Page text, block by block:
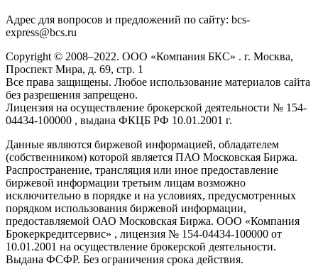
Адрес для вопросов и предложений по сайту: bcs-
express@bcs.ru
Copyright © 2008–2022. ООО «Компания БКС» . г. Москва,
Проспект Мира, д. 69, стр. 1
Все права защищены. Любое использование материалов сайта
без разрешения запрещено.
Лицензия на осуществление брокерской деятельности № 154-
04434-100000 , выдана ФКЦБ РФ 10.01.2001 г.
Данные являются биржевой информацией, обладателем
(собственником) которой является ПАО Московская Биржа.
Распространение, трансляция или иное предоставление
биржевой информации третьим лицам возможно
исключительно в порядке и на условиях, предусмотренных
порядком использования биржевой информации,
предоставляемой ОАО Московская Биржа. ООО «Компания
Брокеркредитсервис» , лицензия № 154-04434-100000 от
10.01.2001 на осуществление брокерской деятельности.
Выдана ФСФР. Без ограничения срока действия.